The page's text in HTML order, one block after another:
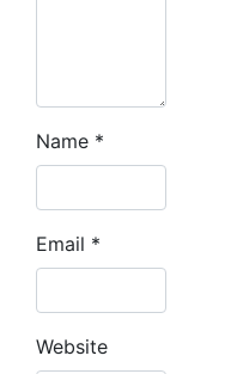
Name *
Email *
Website